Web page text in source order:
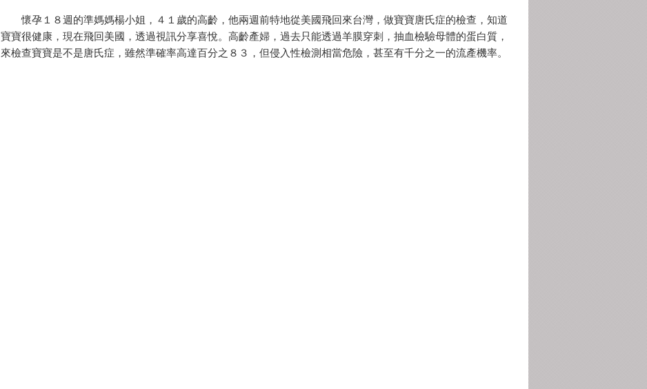
懷孕１８週的準媽媽楊小姐，４１歲的高齡，他兩週前特地從美國飛回來台灣，做寶寶唐氏症的檢查，知道
寶寶很健康，現在飛回美國，透過視訊分享喜悅。高齡產婦，過去只能透過羊膜穿刺，抽血檢驗母體的蛋白質，
來檢查寶寶是不是唐氏症，雖然準確率高達百分之８３，但侵入性檢測相當危險，甚至有千分之一的流產機率。